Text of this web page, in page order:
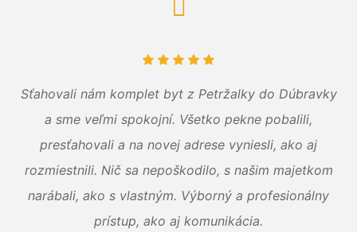
Sťahovali nám komplet byt z Petržalky do Dúbravky
a sme veľmi spokojní. Všetko pekne pobalili,
presťahovali a na novej adrese vyniesli, ako aj
rozmiestnili. Nič sa nepoškodilo, s našim majetkom
narábali, ako s vlastným. Výborný a profesionálny
prístup, ako aj komunikácia.